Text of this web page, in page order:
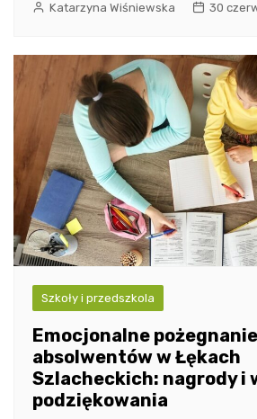
Katarzyna Wiśniewska 30
Szkoły i przedszkola
Emocjonalne pożegnanie
absolwentów w Łękach
Szlacheckich: nagrody i
podziękowania